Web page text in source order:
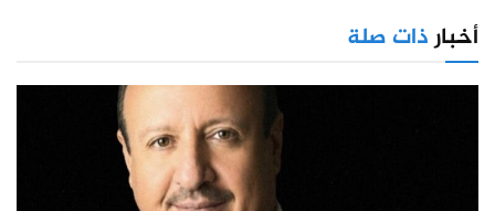
أخبارذات صلة